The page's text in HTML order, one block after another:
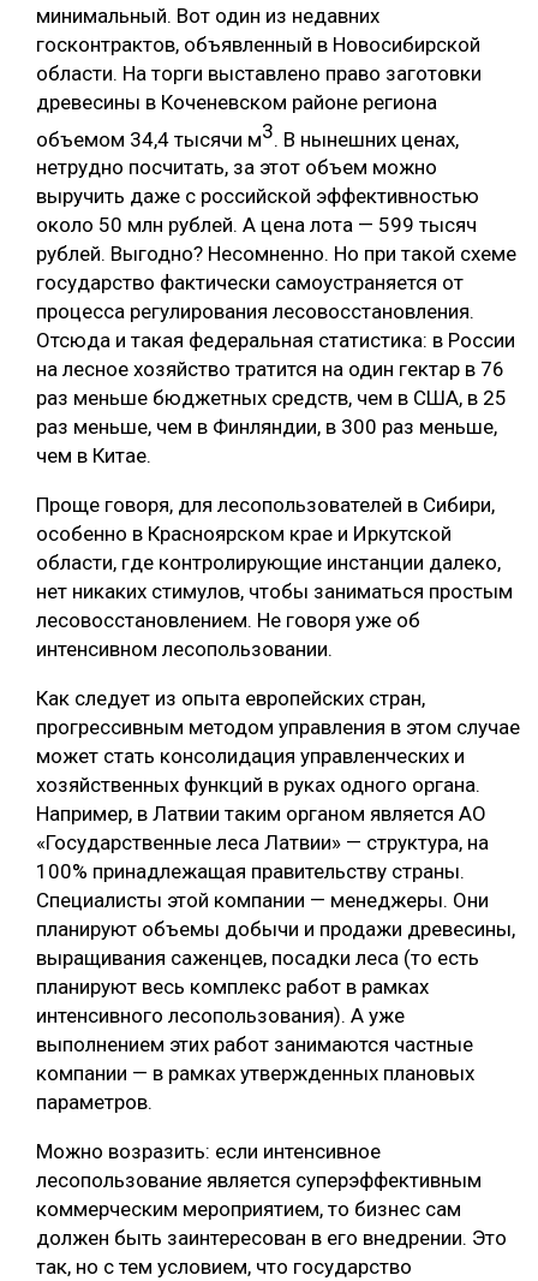
минимальный. Вот один из недавних
госконтрактов, объявленный в Новосибирской
области. На торги выставлено право заготовки
древесины в Коченевском районе региона
объемом 34,4 тысячи м3. В нынешних ценах,
нетрудно посчитать, за этот объем можно
выручить даже с российской эффективностью
около 50 млн рублей. А цена лота — 599 тысяч
рублей. Выгодно? Несомненно. Но при такой схеме
государство фактически самоустраняется от
процесса регулирования лесовосстановления.
Отсюда и такая федеральная статистика: в России
на лесное хозяйство тратится на один гектар в 76
раз меньше бюджетных средств, чем в США, в 25
раз меньше, чем в Финляндии, в 300 раз меньше,
чем в Китае.
Проще говоря, для лесопользователей в Сибири,
особенно в Красноярском крае и Иркутской
области, где контролирующие инстанции далеко,
нет никаких стимулов, чтобы заниматься простым
лесовосстановлением. Не говоря уже об
интенсивном лесопользовании.
Как следует из опыта европейских стран,
прогрессивным методом управления в этом случае
может стать консолидация управленческих и
хозяйственных функций в руках одного органа.
Например, в Латвии таким органом является АО
«Государственные леса Латвии» — структура, на
100% принадлежащая правительству страны.
Специалисты этой компании — менеджеры. Они
планируют объемы добычи и продажи древесины,
выращивания саженцев, посадки леса (то есть
планируют весь комплекс работ в рамках
интенсивного лесопользования). А уже
выполнением этих работ занимаются частные
компании — в рамках утвержденных плановых
параметров.
Можно возразить: если интенсивное
лесопользование является суперэффективным
коммерческим мероприятием, то бизнес сам
должен быть заинтересован в его внедрении. Это
так, но с тем условием, что государство